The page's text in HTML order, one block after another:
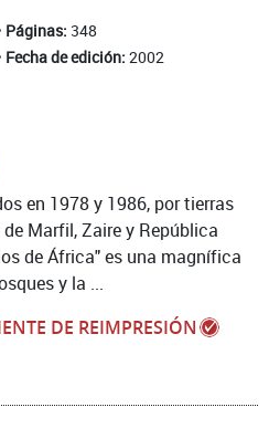
Páginas: 348
Fecha de edición: 2002
DE REIMPRESIÓN
en 1978 y 1986, por tierras
Marfil, Zaire y República
de África" es una magnífica
y la ...